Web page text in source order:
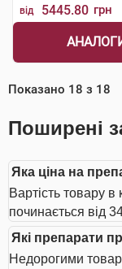
від 5445.80 грн
Показано 18 з 18
Поширені
Яка ціна на
Вартість товару в
починається від
Які препарати
Недорогими